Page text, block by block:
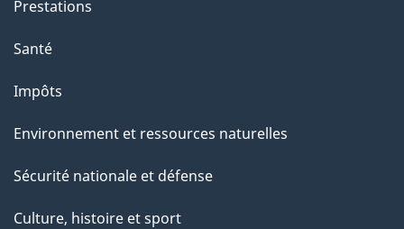
"
Prestations
Santé
Impôts
Environnement et ressources naturelles
Sécurité nationale et défense
Culture, histoire et sport